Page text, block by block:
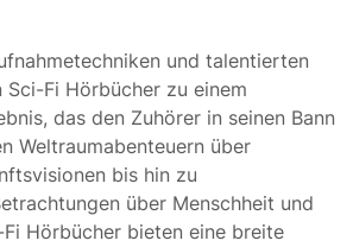
und talentierten
Sci-Fi Hörbücher zu einem
das den Zuhörer in seinen Bann
Weltraumabenteuern über
bis hin zu
über Menschheit und
Hörbücher bieten eine breite